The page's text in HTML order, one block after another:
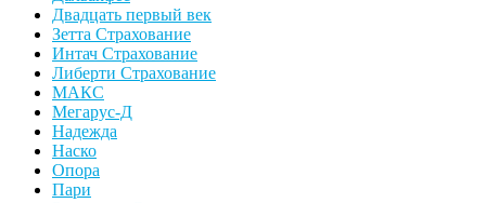
Двадцать первый век
Зетта Страхование
Интач Страхование
Либерти Страхование
МАКС
Мегарус-Д
Надежда
Наско
Опора
Пари